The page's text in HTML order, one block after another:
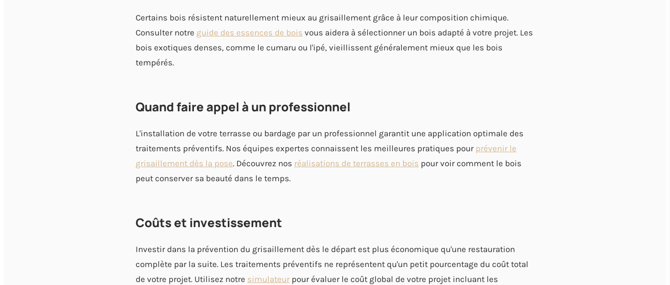
Certains bois résistent naturellement mieux au grisaillement grâce à leur composition chimique.
Consulter notre guide des essences de bois vous aidera à sélectionner un bois adapté à votre projet. Les
bois exotiques denses, comme le cumaru ou l'ipé, vieillissent généralement mieux que les bois
tempérés.
Quand faire appel à un professionnel
L'installation de votre terrasse ou bardage par un professionnel garantit une application optimale des
traitements préventifs. Nos équipes expertes connaissent les meilleures pratiques pour prévenir le
grisaillement dès la pose. Découvrez nos réalisations de terrasses en bois pour voir comment le bois
peut conserver sa beauté dans le temps.
Coûts et investissement
Investir dans la prévention du grisaillement dès le départ est plus économique qu'une restauration
complète par la suite. Les traitements préventifs ne représentent qu'un petit pourcentage du coût total
de votre projet. Utilisez notre simulateur pour évaluer le coût global de votre projet incluant les